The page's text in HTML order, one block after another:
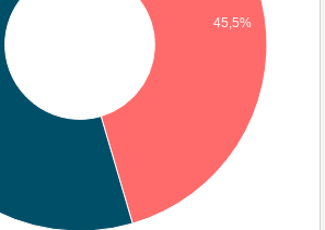
45,5%